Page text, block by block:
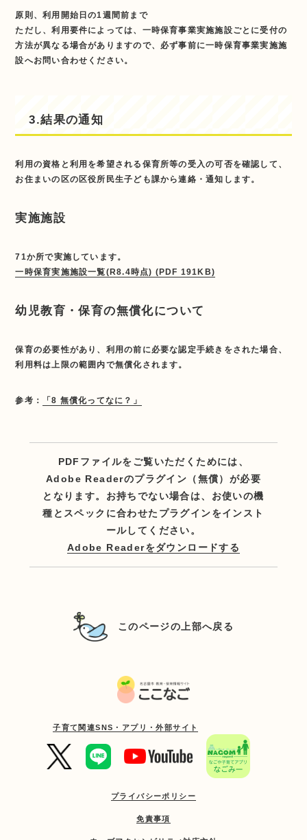
原則、利用開始日の1週間前まで
ただし、利用要件によっては、一時保育事業実施施設ごとに受付の
方法が異なる場合がありますので、必ず事前に一時保育事業実施施
設へお問い合わせください。
3.結果の通知
利用の資格と利用を希望される保育所等の受入の可否を確認して、
お住まいの区の区役所民生子ども課から連絡・通知します。
実施施設
71か所で実施しています。
一時保育実施施設一覧(R8.4時点) (PDF 191KB)
幼児教育・保育の無償化について
保育の必要性があり、利用の前に必要な認定手続きをされた場合、
利用料は上限の範囲内で無償化されます。
参考： 「8 無償化ってなに？」
PDFファイルをご覧いただくためには、
Adobe Readerのプラグイン（無償）が必要
となります。お持ちでない場合は、お使いの機
種とスペックに合わせたプラグインをインスト
ールしてください。
Adobe Readerをダウンロードする
このページの上部へ戻る
子育て関連SNS・アプリ・外部サイト
プライバシーポリシー
免責事項